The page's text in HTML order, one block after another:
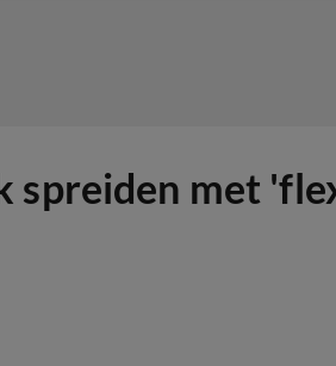
spreiden met